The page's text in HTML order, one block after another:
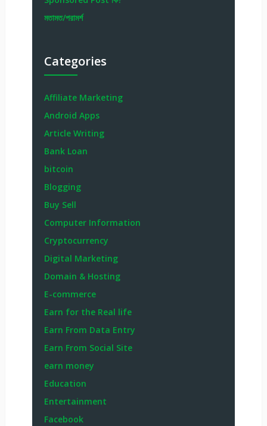
মতামত/পরামর্শ
Categories
Affiliate Marketing
Android Apps
Article Writing
Bank Loan
bitcoin
Blogging
Buy Sell
Computer Information
Cryptocurrency
Digital Marketing
Domain & Hosting
E-commerce
Earn for the Real life
Earn From Data Entry
Earn From Social Site
earn money
Education
Entertainment
Facebook